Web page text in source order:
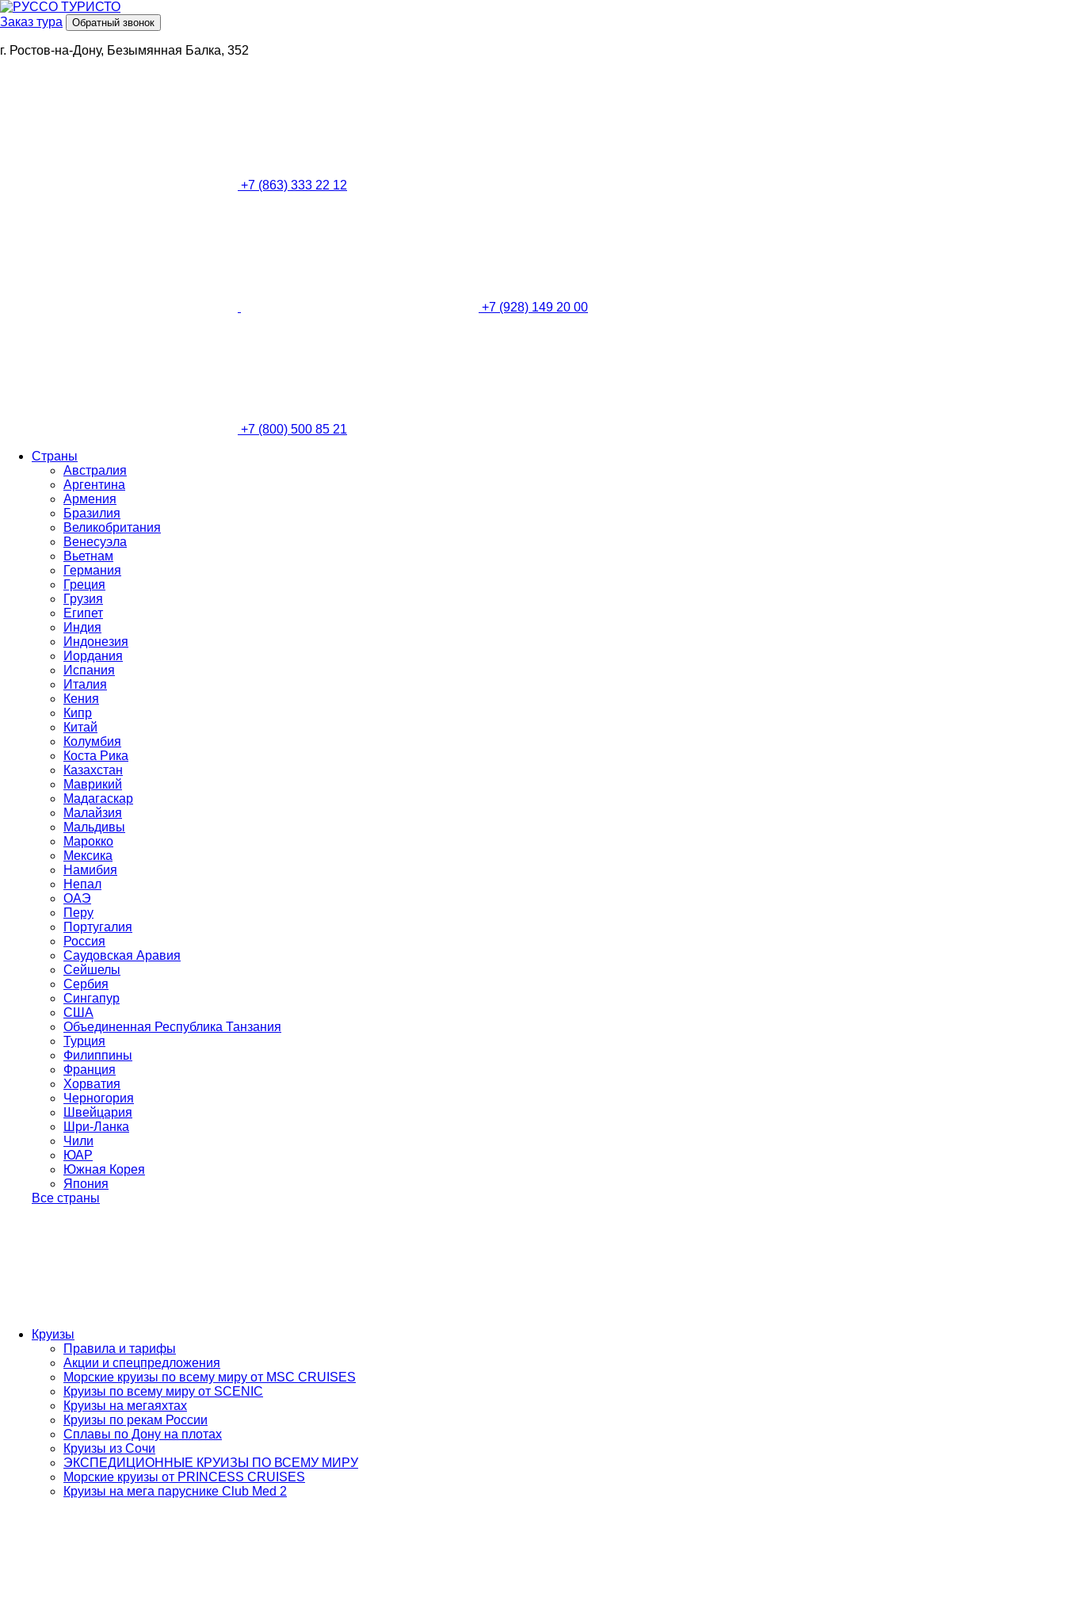
Заказ тура Обратный звонок
г. Ростов-на-Дону, Безымянная Балка, 352
+7 (863) 333 22 12
+7 (928) 149 20 00
+7 (800) 500 85 21
Страны
Австралия
Аргентина
Армения
Бразилия
Великобритания
Венесуэла
Вьетнам
Германия
Греция
Грузия
Египет
Индия
Индонезия
Иордания
Испания
Италия
Кения
Кипр
Китай
Колумбия
Коста Рика
Казахстан
Маврикий
Мадагаскар
Малайзия
Мальдивы
Марокко
Мексика
Намибия
Непал
ОАЭ
Перу
Португалия
Россия
Саудовская Аравия
Сейшелы
Сербия
Сингапур
США
Объединенная Республика Танзания
Турция
Филиппины
Франция
Хорватия
Черногория
Швейцария
Шри-Ланка
Чили
ЮАР
Южная Корея
Япония
Все страны
Круизы
Правила и тарифы
Акции и спецпредложения
Морские круизы по всему миру от MSC CRUISES
Круизы по всему миру от SCENIC
Круизы на мегаяхтах
Круизы по рекам России
Сплавы по Дону на плотах
Круизы из Сочи
ЭКСПЕДИЦИОННЫЕ КРУИЗЫ ПО ВСЕМУ МИРУ
Морские круизы от PRINCESS CRUISES
Круизы на мега паруснике Club Med 2